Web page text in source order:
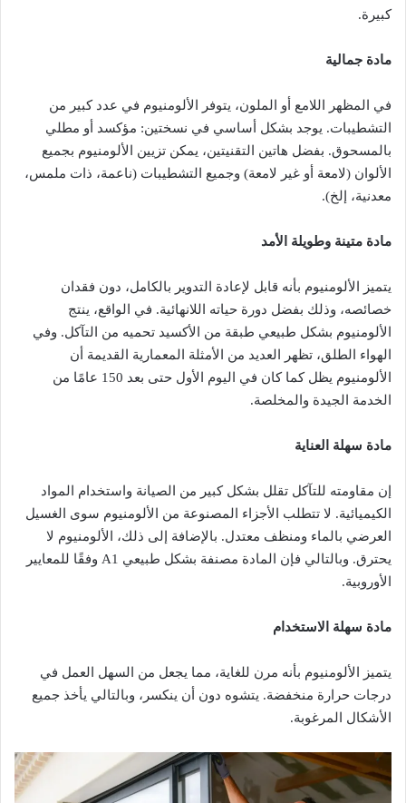
كبيرة.
مادة جمالية
في المظهر اللامع أو الملون، يتوفر الألومنيوم في عدد كبير من
التشطيبات. يوجد بشكل أساسي في نسختين: مؤكسد أو مطلي
بالمسحوق. بفضل هاتين التقنيتين، يمكن تزيين الألومنيوم بجميع
الألوان (لامعة أو غير لامعة) وجميع التشطيبات (ناعمة، ذات ملمس،
معدنية، إلخ).
مادة متينة وطويلة الأمد
يتميز الألومنيوم بأنه قابل لإعادة التدوير بالكامل، دون فقدان
خصائصه، وذلك بفضل دورة حياته اللانهائية. في الواقع، ينتج
الألومنيوم بشكل طبيعي طبقة من الأكسيد تحميه من التآكل. وفي
الهواء الطلق، تظهر العديد من الأمثلة المعمارية القديمة أن
الألومنيوم يظل كما كان في اليوم الأول حتى بعد 150 عامًا من
الخدمة الجيدة والمخلصة.
مادة سهلة العناية
إن مقاومته للتآكل تقلل بشكل كبير من الصيانة واستخدام المواد
الكيميائية. لا تتطلب الأجزاء المصنوعة من الألومنيوم سوى الغسيل
العرضي بالماء ومنظف معتدل. بالإضافة إلى ذلك، الألومنيوم لا
يحترق. وبالتالي فإن المادة مصنفة بشكل طبيعي A1 وفقًا للمعايير
الأوروبية.
مادة سهلة الاستخدام
يتميز الألومنيوم بأنه مرن للغاية، مما يجعل من السهل العمل في
درجات حرارة منخفضة. يتشوه دون أن ينكسر، وبالتالي يأخذ جميع
الأشكال المرغوبة.